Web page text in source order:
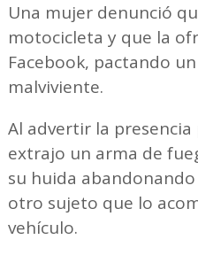
Una mujer denunció
motocicleta y que la
Facebook, pactando
malviviente.
Al advertir la
extrajo un arma de
su huida
otro sujeto que lo
vehículo.